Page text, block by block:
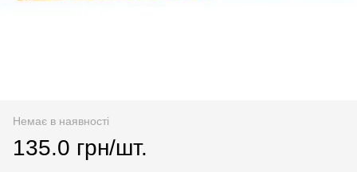
Немає в наявності
135.0 грн/шт.